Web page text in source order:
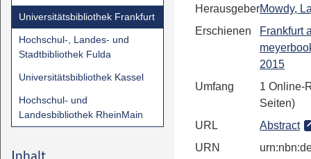
Universitätsbibliothek Frankfurt
Hochschul-, Landes- und
Stadtbibliothek Fulda
Universitätsbibliothek Kassel
Hochschul- und
Landesbibliothek RheinMain
Inhalt
HerausgeberMowdy,
Erschienen
Frankfurt
2015
Umfang
1 Online-
Seiten)
URL
Abstract
URN